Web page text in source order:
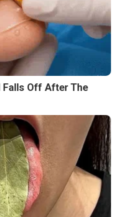
Falls Off After The